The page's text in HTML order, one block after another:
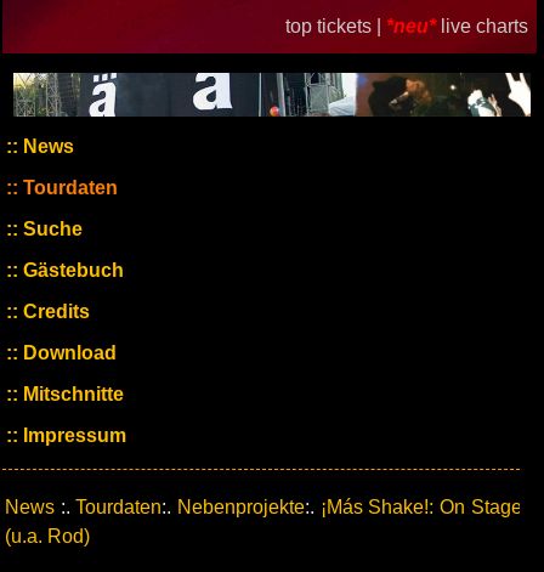
top tickets | *neu* live charts
News
Tourdaten
Suche
Gästebuch
Credits
Download
Mitschnitte
Impressum
News :.Tourdaten:. Nebenprojekte:. ¡Más Shake!: On Stage
(u.a. Rod)